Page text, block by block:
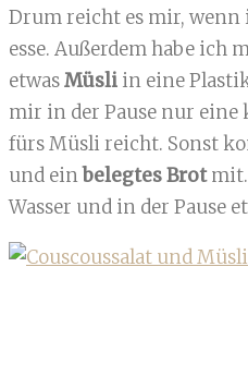
Drum reicht es mir, wenn
esse. Außerdem habe ich
etwasMüsli in eine
mir in der Pause nur eine
fürs Müsli reicht. Sonst
und einbelegtes Brotmit.
Wasser und in der Pause